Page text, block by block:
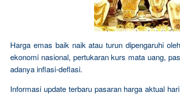
Harga emas baik naik atau turun dipengaruhi
ekonomi nasional, pertukaran kurs mata uang,
adanya inflasi-deflasi.
Informasi update terbaru pasaran harga aktual